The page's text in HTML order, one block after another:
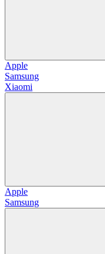
Apple
Samsung
Xiaomi
Apple
Samsung